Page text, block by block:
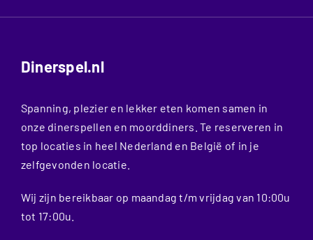
Dinerspel.nl
Spanning, plezier en lekker eten komen samen in
onze dinerspellen en moorddiners. Te reserveren in
top locaties in heel Nederland en België of in je
zelfgevonden locatie.
Wij zijn bereikbaar op maandag t/m vrijdag van 10:00u
tot 17:00u.